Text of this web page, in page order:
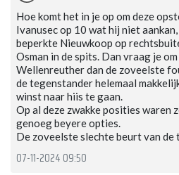
Hoe komt het in je op om deze
Ivanusec op 10 wat hij niet
beperkte Nieuwkoop op
Osman in de spits. Dan vraag je
Wellenreuther dan de zoveelste
de tegenstander helemaal
winst naar hiis te gaan.
Op al deze zwakke posities waren
genoeg beyere opties.
De zoveelste slechte beurt van de
07-11-2024 09:50